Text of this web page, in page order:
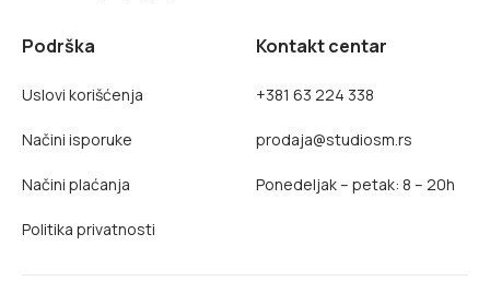
Podrška
Uslovi korišćenja
Načini isporuke
Načini plaćanja
Politika privatnosti
Kontakt centar
+381 63 224 338
prodaja@studiosm.rs
Ponedeljak – petak: 8 – 20h